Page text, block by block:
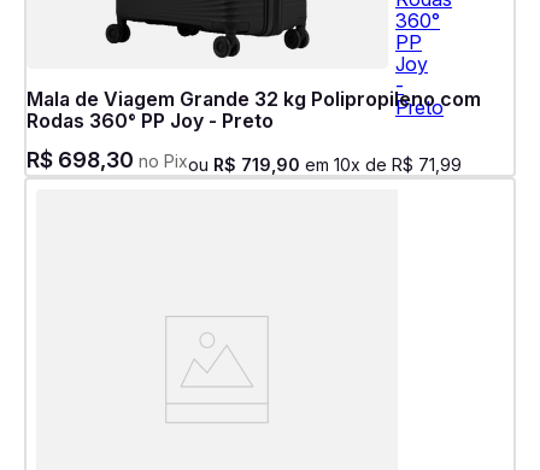
Mala de Viagem Grande 32 kg Polipropileno com
Rodas 360° PP Joy - Preto
R$ 698,30 no Pixou R$ 719 90 em 10x de R$ 71 99